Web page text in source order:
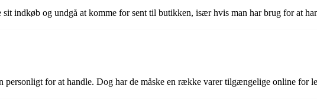
indkøb og undgå at komme for sent til butikken, især hvis man har brug for at
for at handle. Dog har de måske en række varer tilgængelige online for